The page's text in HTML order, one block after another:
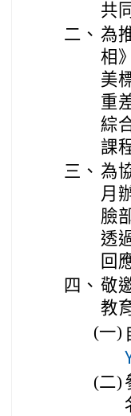
共
二、 為
相
美
重
綜
課
三、 為
月
臉
透
回
四、 敬
教
(一)
(二)